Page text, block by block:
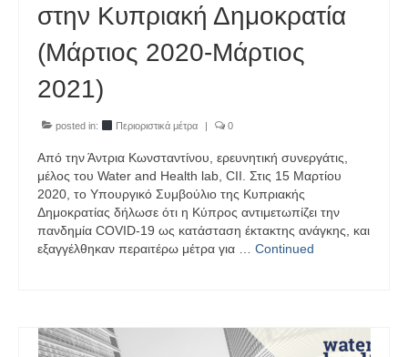
στην Κυπριακή Δημοκρατία
(Μάρτιος 2020-Μάρτιος
2021)
posted in: Περιοριστικά μέτρα | 0
Από την Άντρια Κωνσταντίνου, ερευνητική συνεργάτις,
μέλος του Water and Health lab, CII. Στις 15 Μαρτίου
2020, το Υπουργικό Συμβούλιο της Κυπριακής
Δημοκρατίας δήλωσε ότι η Κύπρος αντιμετωπίζει την
πανδημία COVID-19 ως κατάσταση έκτακτης ανάγκης, και
εξαγγέλθηκαν περαιτέρω μέτρα για … Continued